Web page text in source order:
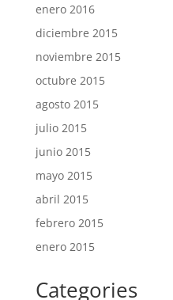
enero 2016
diciembre 2015
noviembre 2015
octubre 2015
agosto 2015
julio 2015
junio 2015
mayo 2015
abril 2015
febrero 2015
enero 2015
Categories